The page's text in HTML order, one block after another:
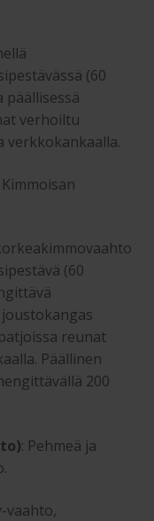
(60
päällisessä
verhoiltu
verkkokankaalla.
(60
reunat
Päällinen
200
: Pehmeä ja
vaahto,